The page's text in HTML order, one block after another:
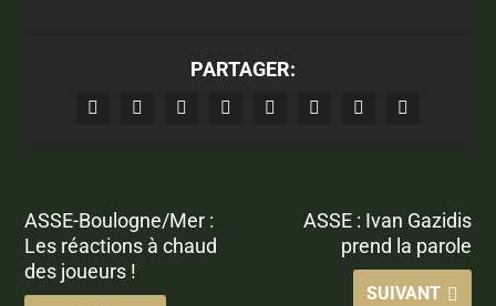
PARTAGER:
ASSE-Boulogne/Mer :
Les réactions à chaud
des joueurs !
ASSE : Ivan Gazidis
prend la parole
SUIVANT